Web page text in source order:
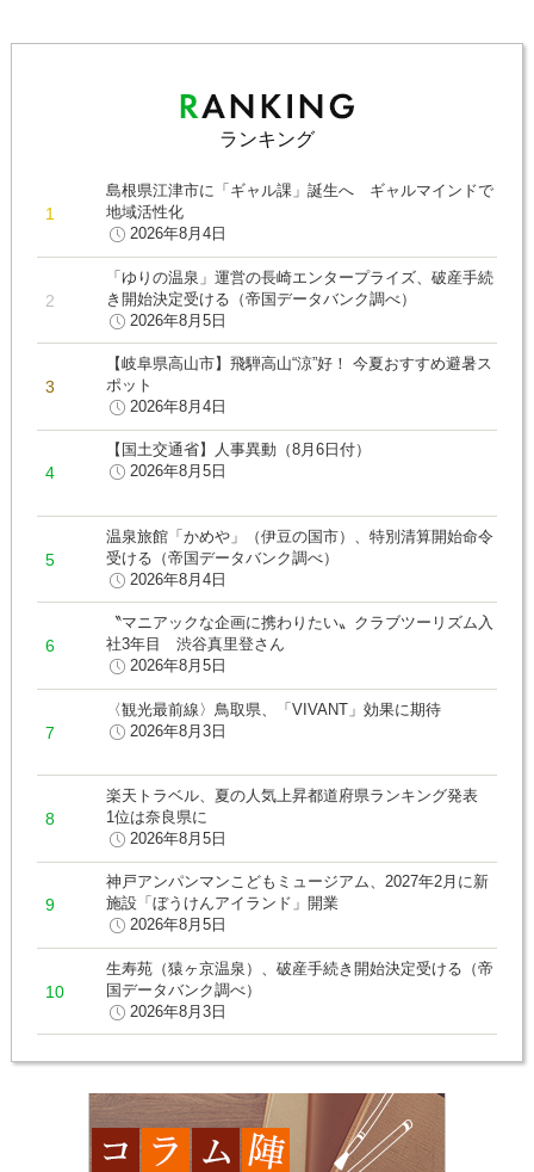
ランキング
島根県江津市に「ギャル課」誕生へ ギャルマインドで
地域活性化
2026年8月4日
「ゆりの温泉」運営の長崎エンタープライズ、破産手続
き開始決定受ける（帝国データバンク調べ）
2026年8月5日
【岐阜県高山市】飛騨高山“涼”好！ 今夏おすすめ避暑ス
ポット
2026年8月4日
【国土交通省】人事異動（8月6日付）
2026年8月5日
温泉旅館「かめや」（伊豆の国市）、特別清算開始命令
受ける（帝国データバンク調べ）
2026年8月4日
〝マニアックな企画に携わりたい〟クラブツーリズム入
社3年目 渋谷真里登さん
2026年8月5日
〈観光最前線〉鳥取県、「VIVANT」効果に期待
2026年8月3日
楽天トラベル、夏の人気上昇都道府県ランキング発表
1位は奈良県に
2026年8月5日
神戸アンパンマンこどもミュージアム、2027年2月に新
施設「ぼうけんアイランド」開業
2026年8月5日
生寿苑（猿ヶ京温泉）、破産手続き開始決定受ける（帝
国データバンク調べ）
2026年8月3日